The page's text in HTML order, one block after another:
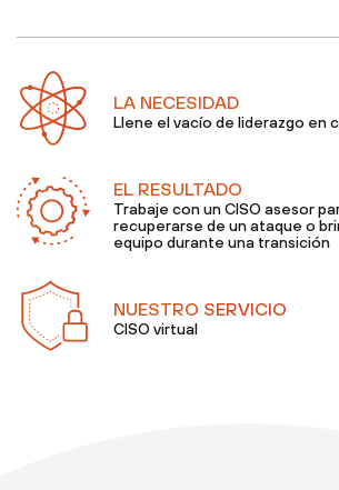
LA NECESIDAD
Llene el vacío de liderazgo en
EL RESULTADO
Trabaje con un CISO asesor
recuperarse de un ataque o
equipo durante una transición
NUESTRO SERVICIO
CISO virtual